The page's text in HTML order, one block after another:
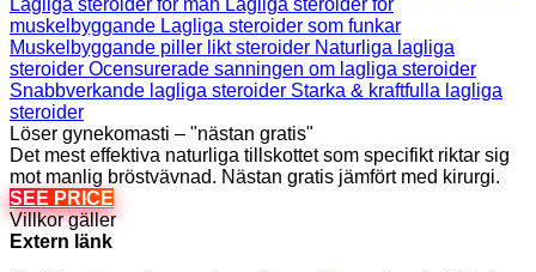
muskelbyggande Lagliga steroider som funkar
Muskelbyggande piller likt steroider Naturliga lagliga
steroider Ocensurerade sanningen om lagliga steroider
Snabbverkande lagliga steroider Starka & kraftfulla lagliga
steroider
Löser gynekomasti – "nästan gratis"
Det mest effektiva naturliga tillskottet som specifikt riktar sig
mot manlig bröstvävnad. Nästan gratis jämfört med kirurgi.
SEE PRICE
Villkor gäller
Extern länk